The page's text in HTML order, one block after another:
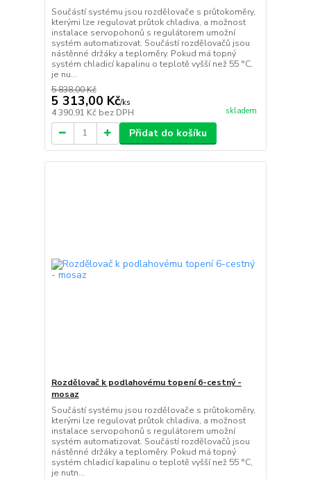
Součástí systému jsou rozdělovače s průtokoměry,
kterými lze regulovat průtok chladiva, a možnost
instalace servopohonů s regulátorem umožní
systém automatizovat. Součástí rozdělovačů jsou
nástěnné držáky a teploměry. Pokud má topný
systém chladicí kapalinu o teplotě vyšší než 55 °C,
je nu...
5 838,00 Kč
5 313,00 Kč/ks
4 390,91 Kč bez DPH skladem
Přidat do košíku
Rozdělovač k podlahovému topení 6-cestný -
mosaz
Součástí systému jsou rozdělovače s průtokoměry,
kterými lze regulovat průtok chladiva, a možnost
instalace servopohonů s regulátorem umožní
systém automatizovat. Součástí rozdělovačů jsou
nástěnné držáky a teploměry. Pokud má topný
systém chladicí kapalinu o teplotě vyšší než 55 °C,
je nutn...